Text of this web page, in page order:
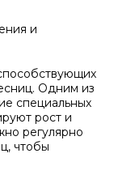
и
Одним из
специальных
рост и
регулярно
чтобы